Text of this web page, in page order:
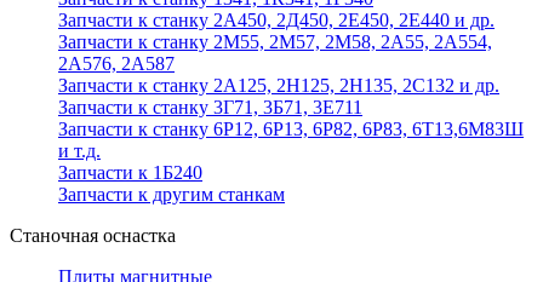
Запчасти к станку 2А450, 2Д450, 2Е450, 2Е440 и др.
Запчасти к станку 2М55, 2М57, 2М58, 2А55, 2А554,
2А576, 2А587
Запчасти к станку 2А125, 2Н125, 2Н135, 2С132 и др.
Запчасти к станку 3Г71, 3Б71, 3Е711
Запчасти к станку 6Р12, 6Р13, 6Р82, 6Р83, 6Т13,6М83Ш
и т.д.
Запчасти к 1Б240
Запчасти к другим станкам
Станочная оснастка
Плиты магнитные